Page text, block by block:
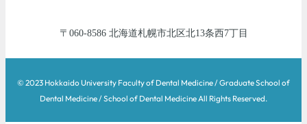
060-8586 北海道札幌市北区北13条西7丁目
© 2023 Hokkaido University Faculty of Dental Medicine / Graduate School of
Dental Medicine / School of Dental Medicine All Rights Reserved.